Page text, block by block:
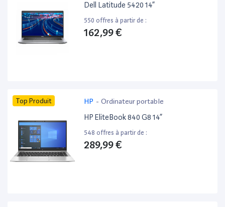
Dell Latitude 5420 14”
550 offres à partir de :
162,99 €
Top Produit HP - Ordinateur portable
HP EliteBook 840 G8 14”
548 offres à partir de :
289,99 €